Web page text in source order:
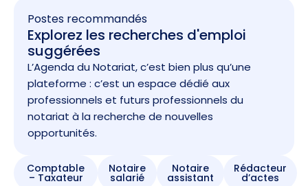
Postes recommandés
Explorez les recherches d'emploi
suggérées
L’Agenda du Notariat, c’est bien plus qu’une
plateforme : c’est un espace dédié aux
professionnels et futurs professionnels du
notariat à la recherche de nouvelles
opportunités.
Comptable
– Taxateur
Notaire
salarié
Notaire
assistant
Rédacteur
d’actes